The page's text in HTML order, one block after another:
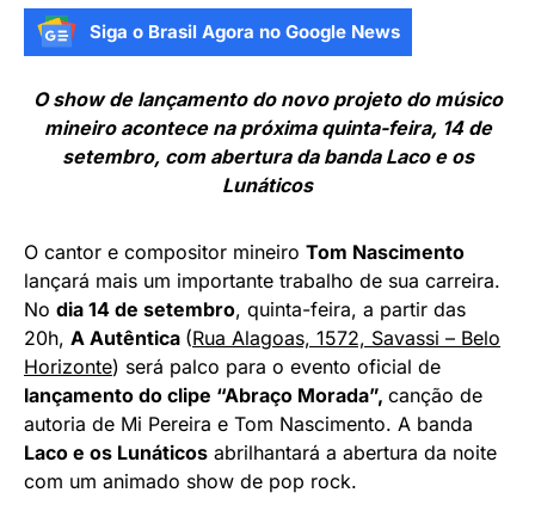
Siga o Brasil Agora no Google News
O show de lançamento do novo projeto do músico
mineiro acontece na próxima quinta-feira, 14 de
setembro, com abertura da banda Laco e os
Lunáticos
O cantor e compositor mineiro Tom Nascimento
lançará mais um importante trabalho de sua carreira.
No dia 14 de setembro, quinta-feira, a partir das
20h, A Autêntica (Rua Alagoas, 1572, Savassi – Belo
Horizonte) será palco para o evento oficial de
lançamento do clipe “Abraço Morada”, canção de
autoria de Mi Pereira e Tom Nascimento. A banda
Laco e os Lunáticos abrilhantará a abertura da noite
com um animado show de pop rock.